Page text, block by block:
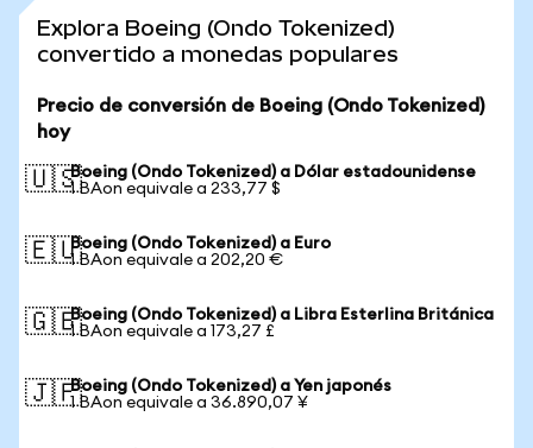
Explora Boeing (Ondo Tokenized)
convertido a monedas populares
Precio de conversión de Boeing (Ondo Tokenized)
hoy
🇺🇸Boeing (Ondo Tokenized) a Dólar estadounidense
1 BAon equivale a 233,77 $
🇪🇺Boeing (Ondo Tokenized) a Euro
1 BAon equivale a 202,20 €
🇬🇧Boeing (Ondo Tokenized) a Libra Esterlina Británica
1 BAon equivale a 173,27 £
🇯🇵Boeing (Ondo Tokenized) a Yen japonés
1 BAon equivale a 36.890,07 ¥